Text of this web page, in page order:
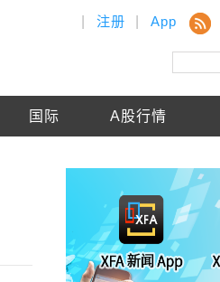
注册 App
国际 A股行情